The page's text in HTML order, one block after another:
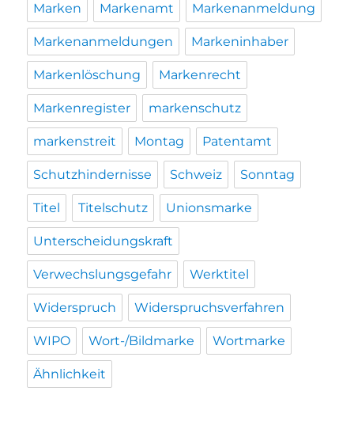
Marken Markenamt Markenanmeldung
Markenanmeldungen Markeninhaber
Markenlöschung Markenrecht
Markenregister markenschutz
markenstreit Montag Patentamt
Schutzhindernisse Schweiz Sonntag
Titel Titelschutz Unionsmarke
Unterscheidungskraft
Verwechslungsgefahr Werktitel
Widerspruch Widerspruchsverfahren
WIPO Wort-/Bildmarke Wortmarke
Ähnlichkeit